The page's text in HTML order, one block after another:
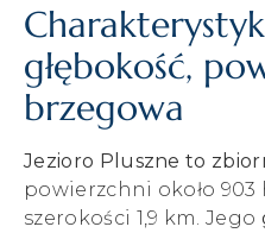
głębokość,
brzegowa
Jezioro Pluszne to
powierzchni około 903
szerokości 1,9 km. Jego